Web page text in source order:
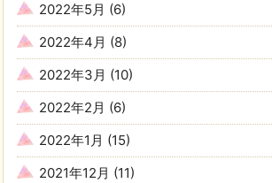
2022年5月 (6)
2022年4月 (8)
2022年3月 (10)
2022年2月 (6)
2022年1月 (15)
2021年12月 (11)